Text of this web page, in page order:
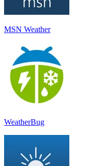
MSN Weather
WeatherBug